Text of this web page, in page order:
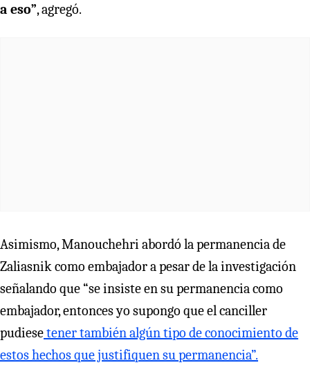
a eso”, agregó.
Asimismo, Manouchehri abordó la permanencia de
Zaliasnik como embajador a pesar de la investigación
señalando que “se insiste en su permanencia como
embajador, entonces yo supongo que el canciller
pudiesetener también algún tipo de conocimiento de
estos hechos que justifiquen su permanencia”.